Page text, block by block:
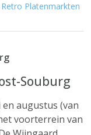
Retro Platenmarkten
Souburg
augustus (van
voorterrein van